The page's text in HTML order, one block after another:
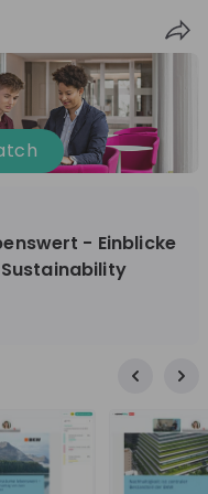
Login
up
Share
Recordings
49:03
- Einblicke